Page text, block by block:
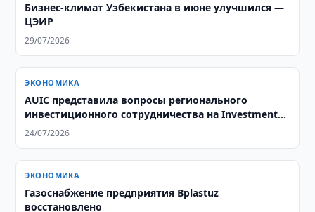
Бизнес-климат Узбекистана в июне улучшился —
ЦЭИР
29/07/2026
ЭКОНОМИКА
AUIC представила вопросы регионального
инвестиционного сотрудничества на Investment
Outlook Forum 2026
24/07/2026
ЭКОНОМИКА
Газоснабжение предприятия Bplastuz
восстановлено